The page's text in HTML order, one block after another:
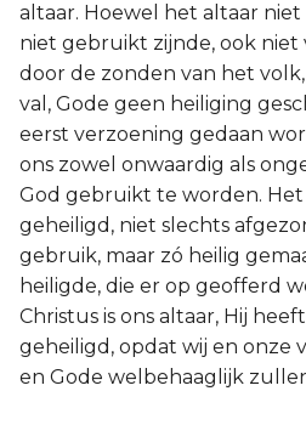
altaar. Hoewel het altaar
niet gebruikt zijnde, ook niet
door de zonden van het
val, Gode geen heiliging
eerst verzoening gedaan
ons zowel onwaardig als
God gebruikt te worden.
geheiligd, niet slechts
gebruik, maar zó heilig
heiligde, die er op geofferd
Christus is ons altaar, Hij
geheiligd, opdat wij en onze
en Gode welbehaaglijk zullen